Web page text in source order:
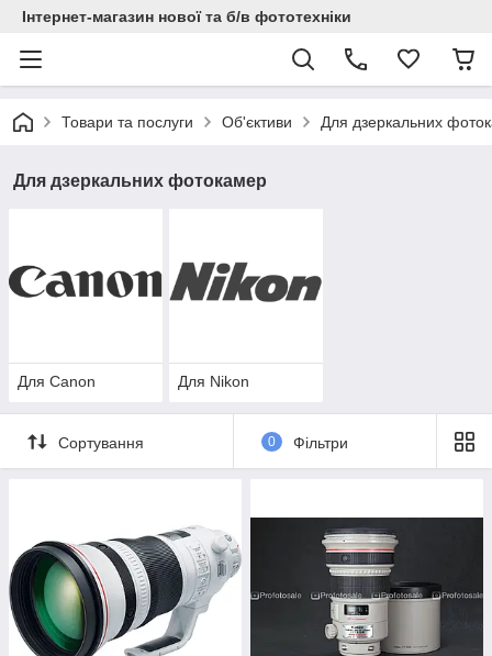
Інтернет-магазин нової та б/в фототехніки
Товари та послуги Об'єктиви Для дзеркальних
Для дзеркальних фотокамер
Для Canon Для Nikon
Сортування 0 Фільтри